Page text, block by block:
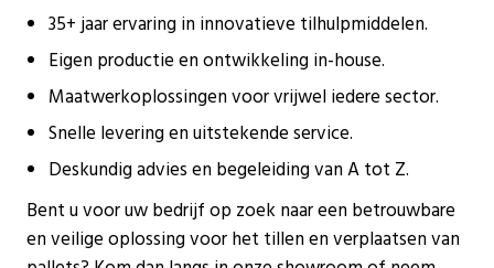
35+ jaar ervaring in innovatieve tilhulpmiddelen.
Eigen productie en ontwikkeling in-house.
Maatwerkoplossingen voor vrijwel iedere sector.
Snelle levering en uitstekende service.
Deskundig advies en begeleiding van A tot Z.
Bent u voor uw bedrijf op zoek naar een betrouwbare
en veilige oplossing voor het tillen en verplaatsen van